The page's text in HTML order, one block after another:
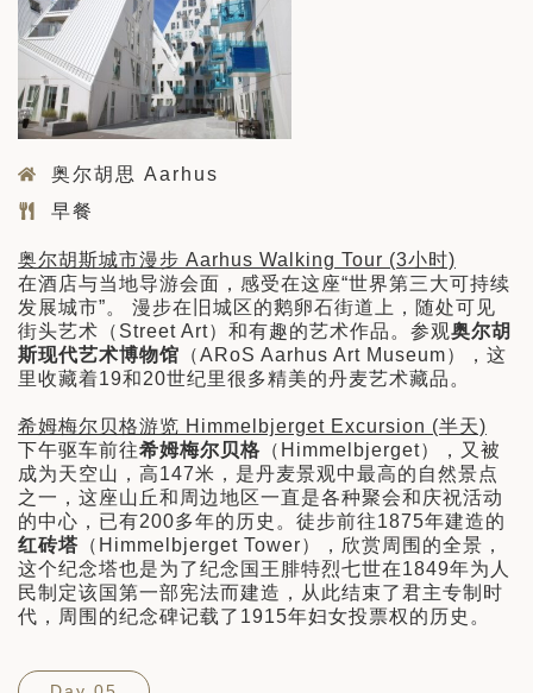
奥尔胡思 Aarhus
早餐
奥尔胡斯城市漫步 Aarhus Walking Tour (3小时)
在酒店与当地导游会面，感受在这座“世界第三大可持续
发展城市”。 漫步在旧城区的鹅卵石街道上，随处可见
街头艺术（Street Art）和有趣的艺术作品。参观奥尔胡
斯现代艺术博物馆 （ARoS Aarhus Art Museum），这
里收藏着19和20世纪里很多精美的丹麦艺术藏品。
希姆梅尔贝格游览 Himmelbjerget Excursion (半天)
下午驱车前往希姆梅尔贝格 （Himmelbjerget），又被
成为天空山，高147米，是丹麦景观中最高的自然景点
之一，这座山丘和周边地区一直是各种聚会和庆祝活动
的中心，已有200多年的历史。徒步前往1875年建造的
红砖塔 （Himmelbjerget Tower），欣赏周围的全景，
这个纪念塔也是为了纪念国王腓特烈七世在1849年为人
民制定该国第一部宪法而建造，从此结束了君主专制时
代，周围的纪念碑记载了1915年妇女投票权的历史。